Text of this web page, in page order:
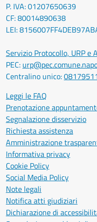
P. IVA: 01207650639
CF: 80014890638
LEI:
Servizio Protocollo, URP e
PEC:
Centralino unico:
Leggi le FAQ
Prenotazione
Segnalazione disservizio
Richiesta assistenza
Amministrazione
Informativa privacy
Cookie Policy
Social Media Policy
Note legali
Notifica atti giudiziari
Dichiarazione di